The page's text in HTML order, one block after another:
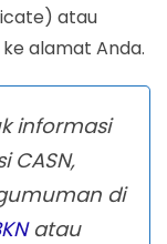
atau
alamat Anda.
informasi
CASN,
di
atau